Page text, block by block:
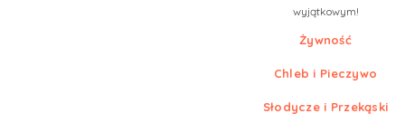
wyjątkowym!
Żywność
Chleb i Pieczywo
Słodycze i Przekąski